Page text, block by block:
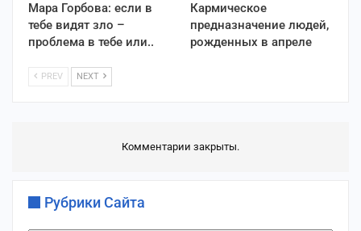
Мара Горбова: если в
тебе видят зло –
проблема в тебе или..
Кармическое
предназначение людей,
рожденных в апреле
PREV NEXT
Комментарии закрыты.
Рубрики Сайта